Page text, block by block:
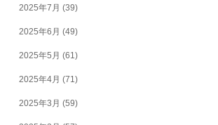
2025年7月 (39)
2025年6月 (49)
2025年5月 (61)
2025年4月 (71)
2025年3月 (59)